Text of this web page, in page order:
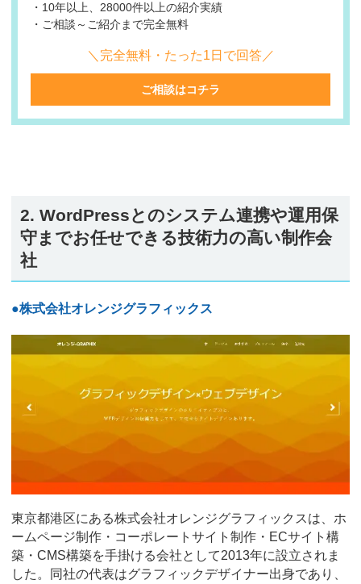
・10年以上、28000件以上の紹介実績
・ご相談～ご紹介まで完全無料
＼完全無料・たった1日で回答／
ご相談はコチラ
2. WordPressとのシステム連携や運用保
守までお任せできる技術力の高い制作会
社
●株式会社オレンジグラフィックス
東京都港区にある株式会社オレンジグラフィックスは、ホ
ームページ制作・コーポレートサイト制作・ECサイト構
築・CMS構築を手掛ける会社として2013年に設立されま
した。同社の代表はグラフィックデザイナー出身であり、